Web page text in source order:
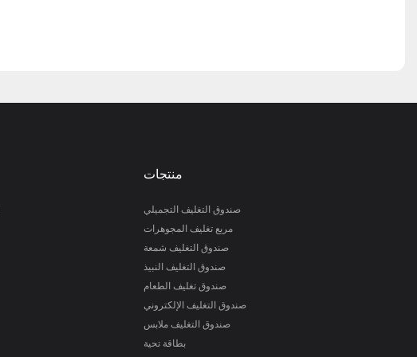
منتجات
صندوق التغليف التجميلي
مربع تغليف المجوهرات
صندوق التغليف شمعة
صندوق التغليف النبيذ
صندوق تغليف الطعام
صندوق التغليف الإلكتروني
صندوق التغليف ملابس
بطاقة تحية